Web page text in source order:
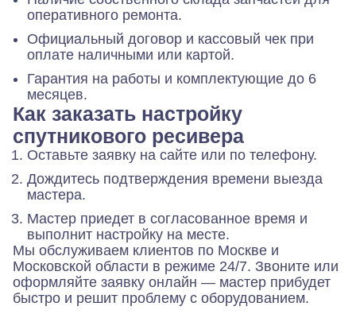
оперативного ремонта.
Официальный договор и кассовый чек при
оплате наличными или картой.
Гарантия на работы и комплектующие до 6
месяцев.
Как заказать настройку
спутникового ресивера
Оставьте заявку на сайте или по телефону.
Дождитесь подтверждения времени выезда
мастера.
Мастер приедет в согласованное время и
выполнит настройку на месте.
Мы обслуживаем клиентов по Москве и
Московской области в режиме 24/7. Звоните или
оформляйте заявку онлайн — мастер прибудет
быстро и решит проблему с оборудованием.